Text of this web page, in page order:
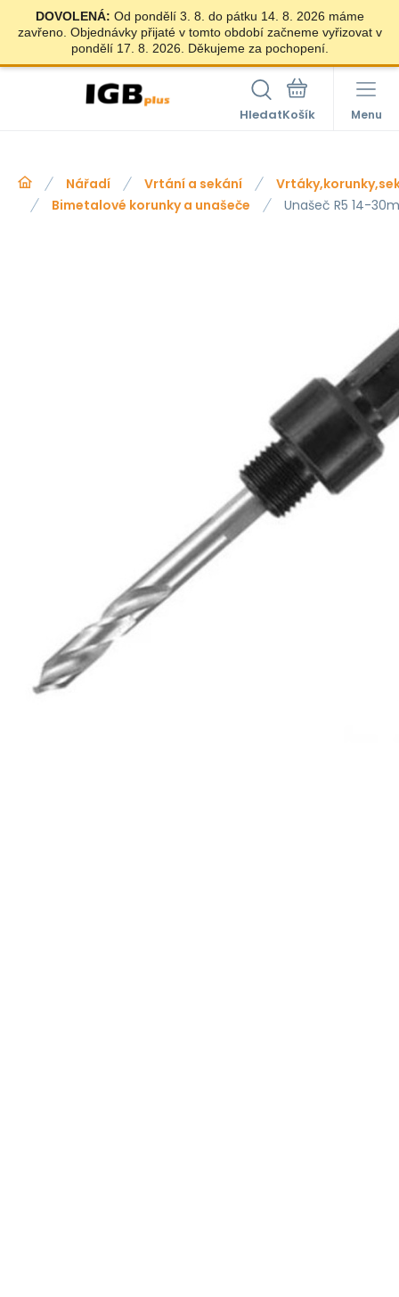
DOVOLENÁ: Od pondělí 3. 8. do pátku 14. 8. 2026 máme
zavřeno. Objednávky přijaté v tomto období začneme vyřizovat v
pondělí 17. 8. 2026. Děkujeme za pochopení.
Hledat Menu
Nářadí Vrtání a sekání
Bimetalové korunky a unašeče
Unašeč R5 14-